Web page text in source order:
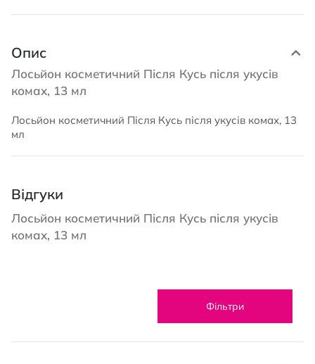
Опис
Лосьйон косметичний Після Кусь після укусів
комах, 13 мл
Лосьйон косметичний Після Кусь після укусів комах, 13
мл
Відгуки
Лосьйон косметичний Після Кусь після укусів
комах, 13 мл
Фільтри